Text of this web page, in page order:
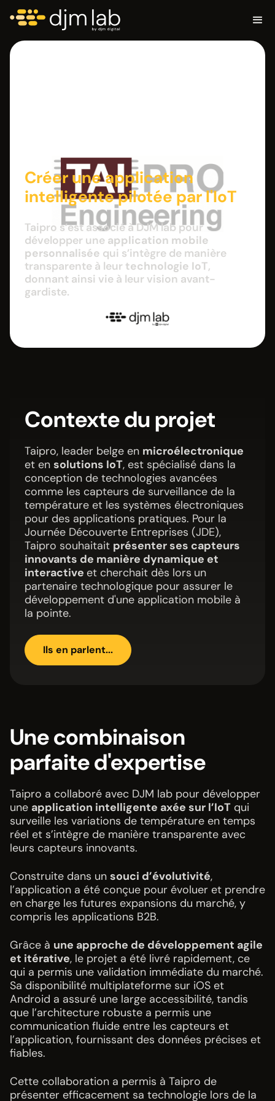
Créer une application
intelligente pilotée par l'IoT
Taipro s’est associé à DJM lab pour
développer une application mobile
personnalisée qui s’intègre de manière
transparente à leur technologie IoT,
donnant ainsi vie à leur vision avant-
gardiste.
Contexte du projet
Taipro, leader belge en microélectronique
et en solutions IoT, est spécialisé dans la
conception de technologies avancées
comme les capteurs de surveillance de la
température et les systèmes électroniques
pour des applications pratiques. Pour la
Journée Découverte Entreprises (JDE),
Taipro souhaitait présenter ses capteurs
innovants de manière dynamique et
interactive et cherchait dès lors un
partenaire technologique pour assurer le
développement d'une application mobile à
la pointe.
Ils en parlent...
Une combinaison
parfaite d'expertise
Taipro a collaboré avec DJM lab pour développer
une application intelligente axée sur l’IoT qui
surveille les variations de température en temps
réel et s’intègre de manière transparente avec
leurs capteurs innovants.
Construite dans un souci d’évolutivité,
l’application a été conçue pour évoluer et prendre
en charge les futures expansions du marché, y
compris les applications B2B.
Grâce à une approche de développement agile
et itérative, le projet a été livré rapidement, ce
qui a permis une validation immédiate du marché.
Sa disponibilité multiplateforme sur iOS et
Android a assuré une large accessibilité, tandis
que l’architecture robuste a permis une
communication fluide entre les capteurs et
l’application, fournissant des données précises et
fiables.
Cette collaboration a permis à Taipro de
présenter efficacement sa technologie lors de la